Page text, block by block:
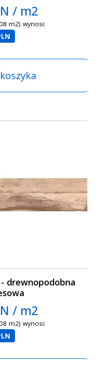
/ m2
m2) wynosi:
drewnopodobna
/ m2
m2) wynosi: